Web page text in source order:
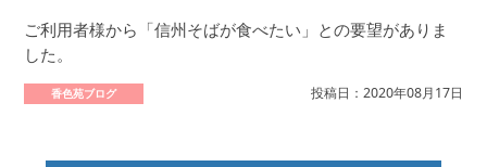
ご利用者様から「信州そばが食べたい」との要望がありま
した。
香色苑ブログ 投稿日：2020年08月17日